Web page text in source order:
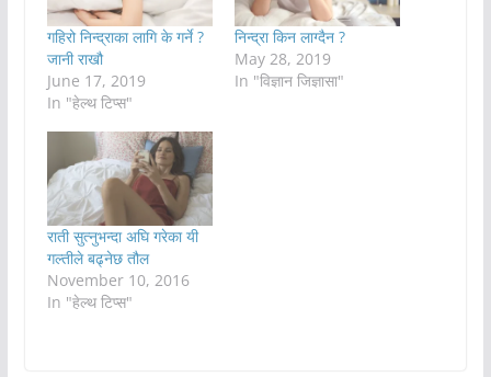
गहिरो निन्द्राका लागि के गर्ने ?
जानी राखौ
June 17, 2019
In "हेल्थ टिप्स"
निन्द्रा किन लाग्दैन ?
May 28, 2019
In "विज्ञान जिज्ञासा"
राती सुत्नुभन्दा अघि गरेका यी
गल्तीले बढ्नेछ तौल
November 10, 2016
In "हेल्थ टिप्स"